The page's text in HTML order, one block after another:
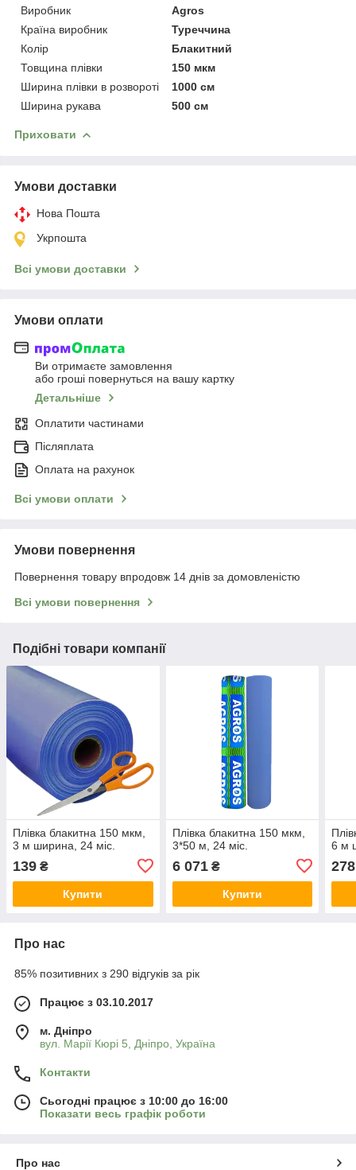
Виробник
Agros
Країна виробник
Туреччина
Колір
Блакитний
Товщина плівки
150 мкм
Ширина плівки в розвороті
1000 см
Ширина рукава
500 см
Приховати
Умови доставки
Нова Пошта
Укрпошта
Всі умови доставки
Умови оплати
Ви отримаєте замовлення
або гроші повернуться на вашу картку
Детальніше
Оплатити частинами
Післяплата
Оплата на рахунок
Всі умови оплати
Умови повернення
Повернення товару впродовж 14 днів за домовленістю
Всі умови повернення
Подібні товари компанії
Плівка блакитна 150 мкм,
3 м ширина, 24 міс.
139 ₴
Купити
Плівка блакитна 150 мкм,
3*50 м, 24 міс.
6 071₴
Купити
6 м
278
Про нас
85% позитивних з 290 відгуків за рік
Працює з 03.10.2017
м. Дніпро
вул. Марії Кюрі 5, Дніпро, Україна
Контакти
Сьогодні працює з 10:00 до 16:00
Показати весь графік роботи
Про нас